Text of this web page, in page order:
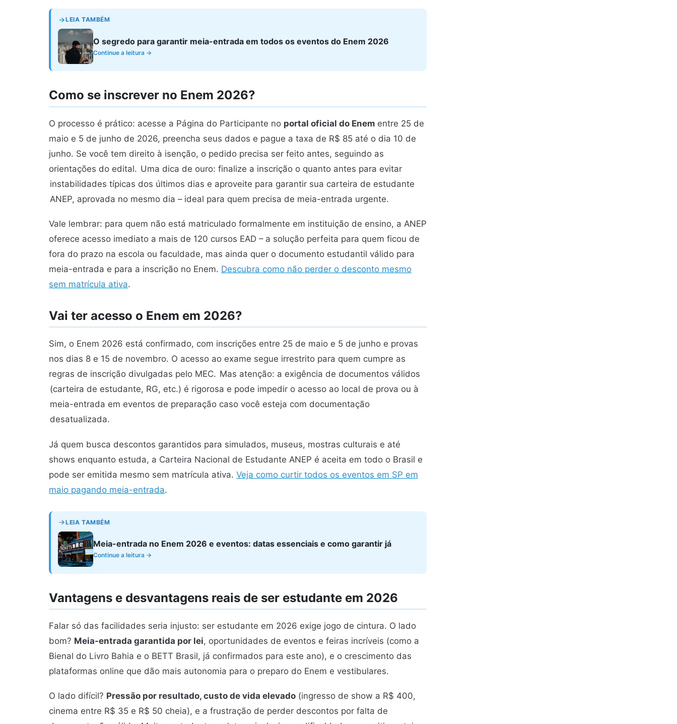
LEIA TAMBÉM
O segredo para garantir meia-entrada em todos os eventos do Enem 2026
Continue a leitura →
Como se inscrever no Enem 2026?
O processo é prático: acesse a Página do Participante no portal oficial do Enem entre 25 de
maio e 5 de junho de 2026, preencha seus dados e pague a taxa de R$ 85 até o dia 10 de
junho. Se você tem direito à isenção, o pedido precisa ser feito antes, seguindo as
orientações do edital. Uma dica de ouro: finalize a inscrição o quanto antes para evitar
instabilidades típicas dos últimos dias e aproveite para garantir sua carteira de estudante
ANEP, aprovada no mesmo dia – ideal para quem precisa de meia-entrada urgente.
Vale lembrar: para quem não está matriculado formalmente em instituição de ensino, a ANEP
oferece acesso imediato a mais de 120 cursos EAD – a solução perfeita para quem ficou de
fora do prazo na escola ou faculdade, mas ainda quer o documento estudantil válido para
meia-entrada e para a inscrição no Enem. Descubra como não perder o desconto mesmo
sem matrícula ativa.
Vai ter acesso o Enem em 2026?
Sim, o Enem 2026 está confirmado, com inscrições entre 25 de maio e 5 de junho e provas
nos dias 8 e 15 de novembro. O acesso ao exame segue irrestrito para quem cumpre as
regras de inscrição divulgadas pelo MEC. Mas atenção: a exigência de documentos válidos
(carteira de estudante, RG, etc.) é rigorosa e pode impedir o acesso ao local de prova ou à
meia-entrada em eventos de preparação caso você esteja com documentação
desatualizada.
Já quem busca descontos garantidos para simulados, museus, mostras culturais e até
shows enquanto estuda, a Carteira Nacional de Estudante ANEP é aceita em todo o Brasil e
pode ser emitida mesmo sem matrícula ativa. Veja como curtir todos os eventos em SP em
maio pagando meia-entrada.
LEIA TAMBÉM
Meia-entrada no Enem 2026 e eventos: datas essenciais e como garantir já
Continue a leitura →
Vantagens e desvantagens reais de ser estudante em 2026
Falar só das facilidades seria injusto: ser estudante em 2026 exige jogo de cintura. O lado
bom? Meia-entrada garantida por lei, oportunidades de eventos e feiras incríveis (como a
Bienal do Livro Bahia e o BETT Brasil, já confirmados para este ano), e o crescimento das
plataformas online que dão mais autonomia para o preparo do Enem e vestibulares.
O lado difícil? Pressão por resultado, custo de vida elevado (ingresso de show a R$ 400,
cinema entre R$ 35 e R$ 50 cheia), e a frustração de perder descontos por falta de